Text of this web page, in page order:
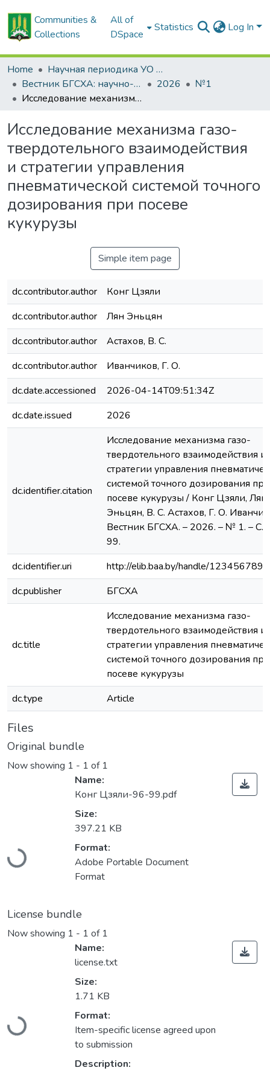
Communities &
Collections
All of
DSpace
Statistics Log In
Home
Научная периодика УО БГСХА
Вестник БГСХА: научно-методический журнал Белорусской государственной сельскохозяйственной академии
2026
№1
Исследование механизма газо-твердотельного взаимодействия и стратегии управления пневматической системой точного дозирования при посеве кукурузы
Исследование механизма газо-
твердотельного взаимодействия
и стратегии управления
пневматической системой точного
дозирования при посеве
кукурузы
Simple item page
dc.contributor.author
Конг Цзяли
dc.contributor.author
Лян Эньцян
dc.contributor.author
Астахов, В. С.
dc.contributor.author
Иванчиков, Г. О.
dc.date.accessioned
2026-04-14T09:51:34Z
dc.date.issued
2026
dc.identifier.citation
Исследование механизма газо-
твердотельного взаимодействия и
стратегии управления
системой точного дозирования при
посеве кукурузы / Конг Цзяли, Лян
Эньцян, В. С. Астахов, Г. О.
Вестник БГСХА. – 2026. – № 1. – С.
99.
dc.identifier.uri
http://elib.baa.by/handle/
dc.publisher
БГСХА
dc.title
Исследование механизма газо-
твердотельного взаимодействия и
стратегии управления
системой точного дозирования при
посеве кукурузы
dc.type
Article
Files
Original bundle
Now showing 1 - 1 of 1
Loading...
Name:
Конг Цзяли-96-99.pdf
Size:
397.21 KB
Format:
Adobe Portable Document
Format
License bundle
Now showing 1 - 1 of 1
Loading...
Name:
license.txt
Size:
1.71 KB
Format:
Item-specific license agreed upon
to submission
Description: